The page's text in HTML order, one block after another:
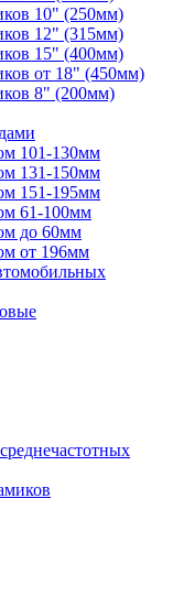
10" (250мм)
12" (315мм)
15" (400мм)
от 18" (450мм)
8" (200мм)
101-130мм
131-150мм
151-195мм
61-100мм
до 60мм
от 196мм